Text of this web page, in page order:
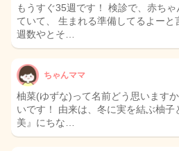
もうすぐ35週です！ 検診で、赤ち
ていて、 生まれる準備してるよー
週数やとそ…
ちゃんママ
柚菜(ゆずな)って名前どう思います
いです！ 由来は、冬に実を結ぶ柚
美』にちな…